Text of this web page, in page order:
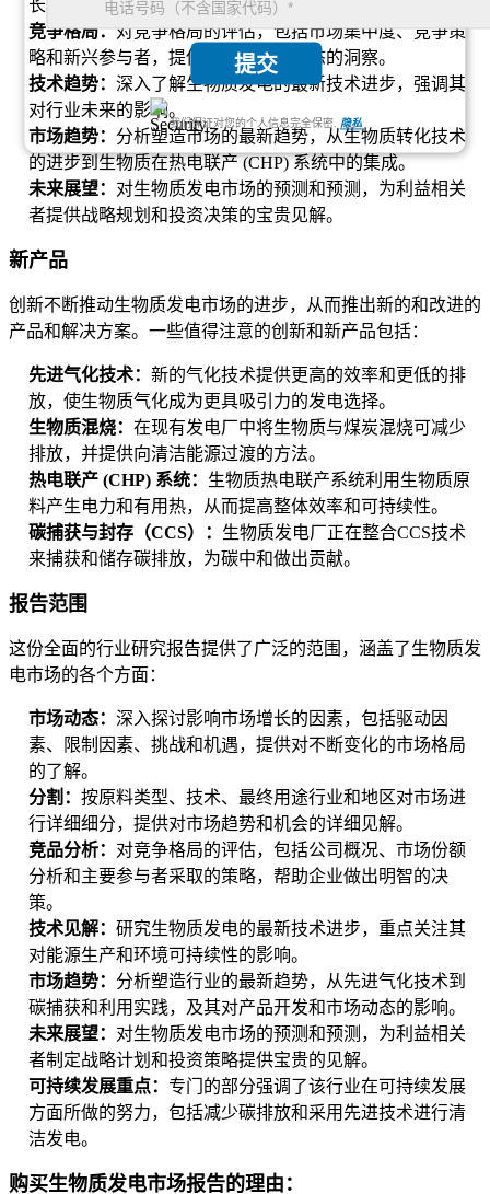
提交
我们保证对您的个人信息完全保密. 隐私
长机会，使企业能够根据特定市场制定战略。
竞争格局：对竞争格局的评估，包括市场集中度、竞争策
略和新兴参与者，提供对行业竞争动态的洞察。
技术趋势： 深入了解生物质发电的最新技术进步，强调其
对行业未来的影响。
市场趋势： 分析塑造市场的最新趋势，从生物质转化技术
的进步到生物质在热电联产 (CHP) 系统中的集成。
未来展望： 对生物质发电市场的预测和预测，为利益相关
者提供战略规划和投资决策的宝贵见解。
新产品
创新不断推动生物质发电市场的进步，从而推出新的和改进的
产品和解决方案。一些值得注意的创新和新产品包括：
先进气化技术： 新的气化技术提供更高的效率和更低的排
放，使生物质气化成为更具吸引力的发电选择。
生物质混烧： 在现有发电厂中将生物质与煤炭混烧可减少
排放，并提供向清洁能源过渡的方法。
热电联产 (CHP) 系统： 生物质热电联产系统利用生物质原
料产生电力和有用热，从而提高整体效率和可持续性。
碳捕获与封存（CCS）： 生物质发电厂正在整合CCS技术
来捕获和储存碳排放，为碳中和做出贡献。
报告范围
这份全面的行业研究报告提供了广泛的范围，涵盖了生物质发
电市场的各个方面：
市场动态： 深入探讨影响市场增长的因素，包括驱动因
素、限制因素、挑战和机遇，提供对不断变化的市场格局
的了解。
分割： 按原料类型、技术、最终用途行业和地区对市场进
行详细细分，提供对市场趋势和机会的详细见解。
竞品分析： 对竞争格局的评估，包括公司概况、市场份额
分析和主要参与者采取的策略，帮助企业做出明智的决
策。
技术见解： 研究生物质发电的最新技术进步，重点关注其
对能源生产和环境可持续性的影响。
市场趋势： 分析塑造行业的最新趋势，从先进气化技术到
碳捕获和利用实践，及其对产品开发和市场动态的影响。
未来展望： 对生物质发电市场的预测和预测，为利益相关
者制定战略计划和投资策略提供宝贵的见解。
可持续发展重点： 专门的部分强调了该行业在可持续发展
方面所做的努力，包括减少碳排放和采用先进技术进行清
洁发电。
购买生物质发电市场报告的理由：